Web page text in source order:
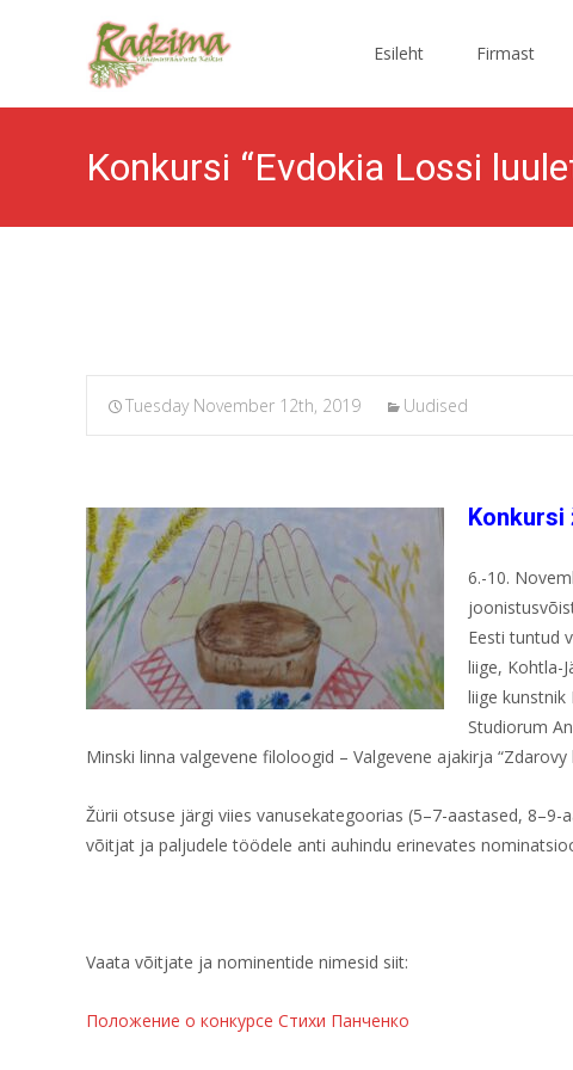
Esileht Firmast
Konkursi “Evdokia Lossi
Tuesday November 12th, 2019 Uudised
Konkursi
6.-10.
Eesti tuntud
liige, Kohtla-
liige kunstnik
Studiorum
Minski linna valgevene filoloogid – Valgevene ajakirja
Žürii otsuse järgi viies vanusekategoorias (5–7-aastased,
võitjat ja paljudele töödele anti auhindu erinevates
Vaata võitjate ja nominentide nimesid siit:
Положение о конкурсе Стихи Панченко